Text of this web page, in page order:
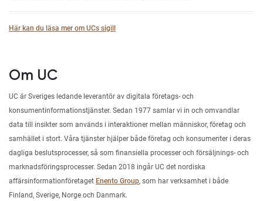
Här kan du läsa mer om UCs sigill
Om UC
UC är Sveriges ledande leverantör av digitala företags- och
konsumentinformationstjänster. Sedan 1977 samlar vi in och omvandlar
data till insikter som används i interaktioner mellan människor, företag och
samhället i stort. Våra tjänster hjälper både företag och konsumenter i deras
dagliga beslutsprocesser, så som finansiella processer och försäljnings- och
marknadsföringsprocesser. Sedan 2018 ingår UC det nordiska
affärsinformationföretaget Enento Group, som har verksamhet i både
Finland, Sverige, Norge och Danmark.